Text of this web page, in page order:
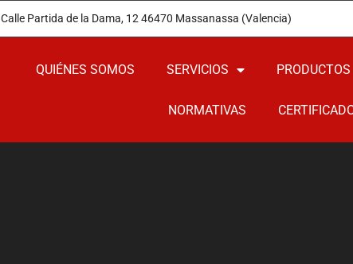
Calle Partida de la Dama, 12 46470 Massanassa (Valencia)
QUIÉNES SOMOS SERVICIOS PRODUCTOS
NORMATIVAS